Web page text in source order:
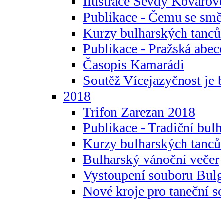
Publikace - Čemu se
Kurzy bulharských tanců
Publikace - Pražská
Časopis Kamarádi
Soutěž Vícejazyčnost je
2018
Trifon Zarezan 2018
Publikace - Tradiční
Kurzy bulharských
Bulharský vánoční večer
Vystoupení souboru
Nové kroje pro taneční